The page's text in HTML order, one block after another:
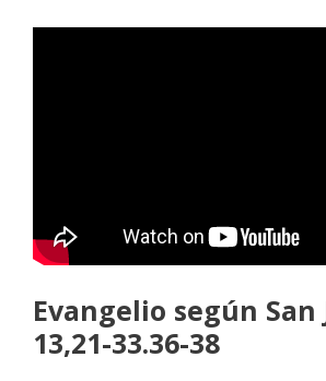
Evangelio según San
13,21-33.36-38